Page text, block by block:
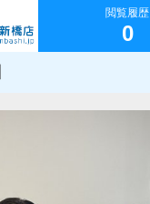
閲覧履歴
0